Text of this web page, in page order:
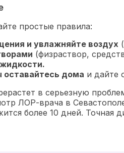
простые правила:
и увлажняйте воздух
(физраствор,
оставайтесь дома и дайте
в серьезную
ЛОР-врача в
более 10 дней. Точная